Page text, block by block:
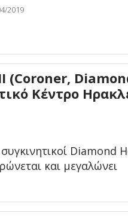
2019
(Coroner,
Κέντρο
Diamond
και μεγαλώνει